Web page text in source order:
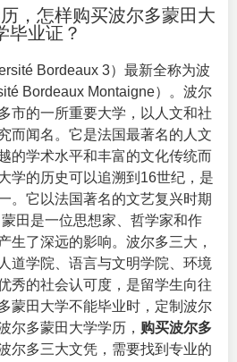
，怎样购买波尔多蒙田大
毕业证？
Bordeaux 3）最新全称为波
Bordeaux Montaigne）。波尔
市的一所重要大学，以人文和社
而闻名。它是法国最著名的人文
的学术水平和丰富的文化传统而
学的历史可以追溯到16世纪，是
。它以法国著名的文艺复兴时期
田是一位思想家、哲学家和作
生了深远的影响。波尔多三大，
道学院、语言与文明学院、环境
秀的社会认可度，是留学生向往
蒙田大学不能毕业时，定制波尔
尔多蒙田大学学历， 购买波尔多
尔多三大文凭，需要找到专业的